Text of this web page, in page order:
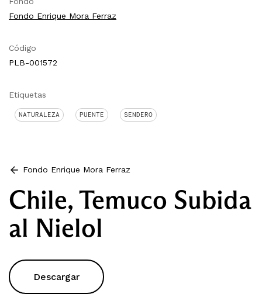
Fondo Enrique Mora Ferraz
Código
PLB-001572
Etiquetas
NATURALEZA PUENTE SENDERO
Fondo Enrique Mora Ferraz
Chile, Temuco Subida
al Nielol
Descargar